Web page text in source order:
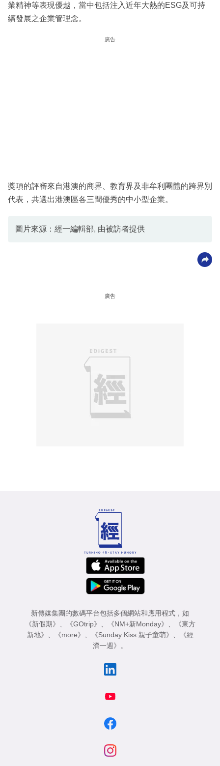
業精神等表現優越，當中包括注入近年大熱的ESG及可持
續發展之企業管理念。
廣告
獎項的評審來自港澳的商界、教育界及非牟利團體的跨界別
代表，共選出港澳區各三間優秀的中小型企業。
圖片來源：經一編輯部, 由被訪者提供
廣告
新傳媒集團的數碼平台包括多個網站和應用程式，如
《新假期》
《GOtrip》 《NM+新Monday》
《東方
新地》
《more》 《Sunday Kiss 親子童萌》
《經
濟一週》
。